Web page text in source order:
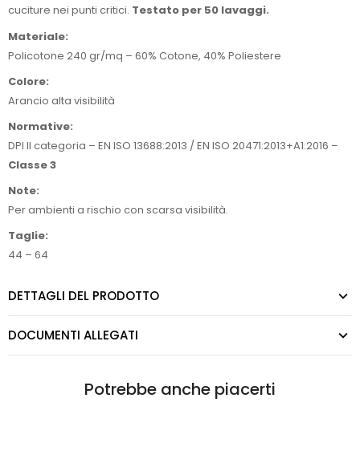
cuciture nei punti critici. Testato per 50 lavaggi.
Materiale:
Policotone 240 gr/mq – 60% Cotone, 40% Poliestere
Colore:
Arancio alta visibilità
Normative:
DPI II categoria – EN ISO 13688:2013 / EN ISO 20471:2013+A1:2016 –
Classe 3
Note:
Per ambienti a rischio con scarsa visibilità.
Taglie:
44 – 64
DETTAGLI DEL PRODOTTO
DOCUMENTI ALLEGATI
Potrebbe anche piacerti